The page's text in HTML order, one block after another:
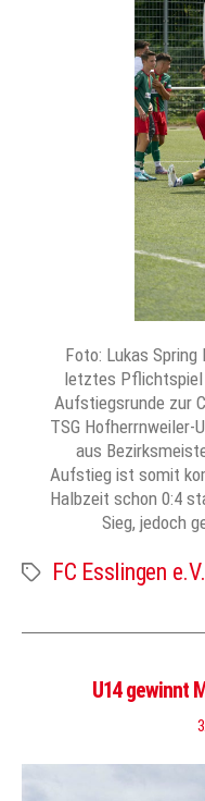
Foto: Lukas Spring
letztes Pflichtspiel
Aufstiegsrunde zur
TSG Hofherrnweiler-
aus
Aufstieg ist somit
Halbzeit schon 0:4
Sieg, jedoch
Schlagwörter
FC Esslingen e.V.
U14 gewinnt